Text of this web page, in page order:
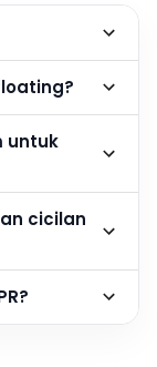
untuk
cicilan